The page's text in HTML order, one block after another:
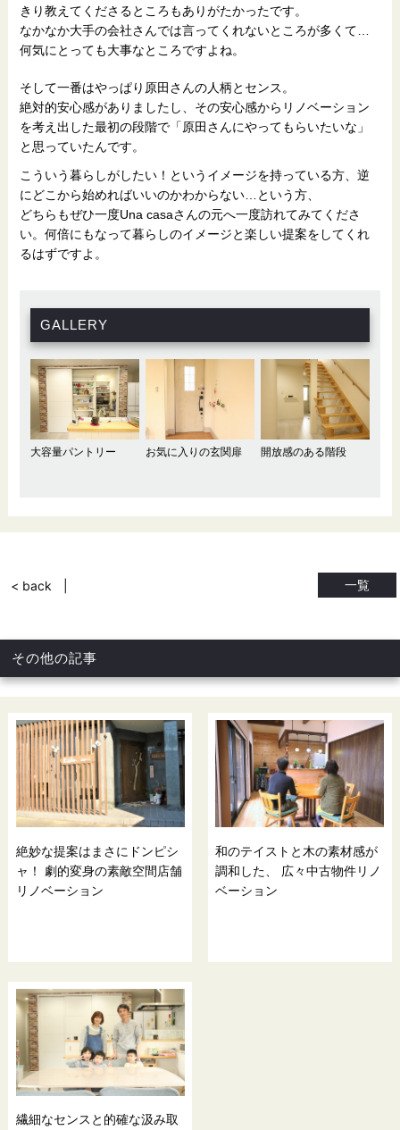
きり教えてくださるところもありがたかったです。
なかなか大手の会社さんでは言ってくれないところが多くて…
何気にとっても大事なところですよね。
そして一番はやっぱり原田さんの人柄とセンス。
絶対的安心感がありましたし、その安心感からリノベーション
を考え出した最初の段階で「原田さんにやってもらいたいな」
と思っていたんです。
こういう暮らしがしたい！というイメージを持っている方、逆
にどこから始めればいいのかわからない…という方、
どちらもぜひ一度Una casaさんの元へ一度訪れてみてくださ
い。何倍にもなって暮らしのイメージと楽しい提案をしてくれ
るはずですよ。
GALLERY
大容量パントリー お気に入りの玄関扉 開放感のある階段
一覧
< back
その他の記事
絶妙な提案はまさにドンピシ
ャ！ 劇的変身の素敵空間店舗
リノベーション
和のテイストと木の素材感が
調和した、 広々中古物件リノ
ベーション
繊細なセンスと的確な汲み取